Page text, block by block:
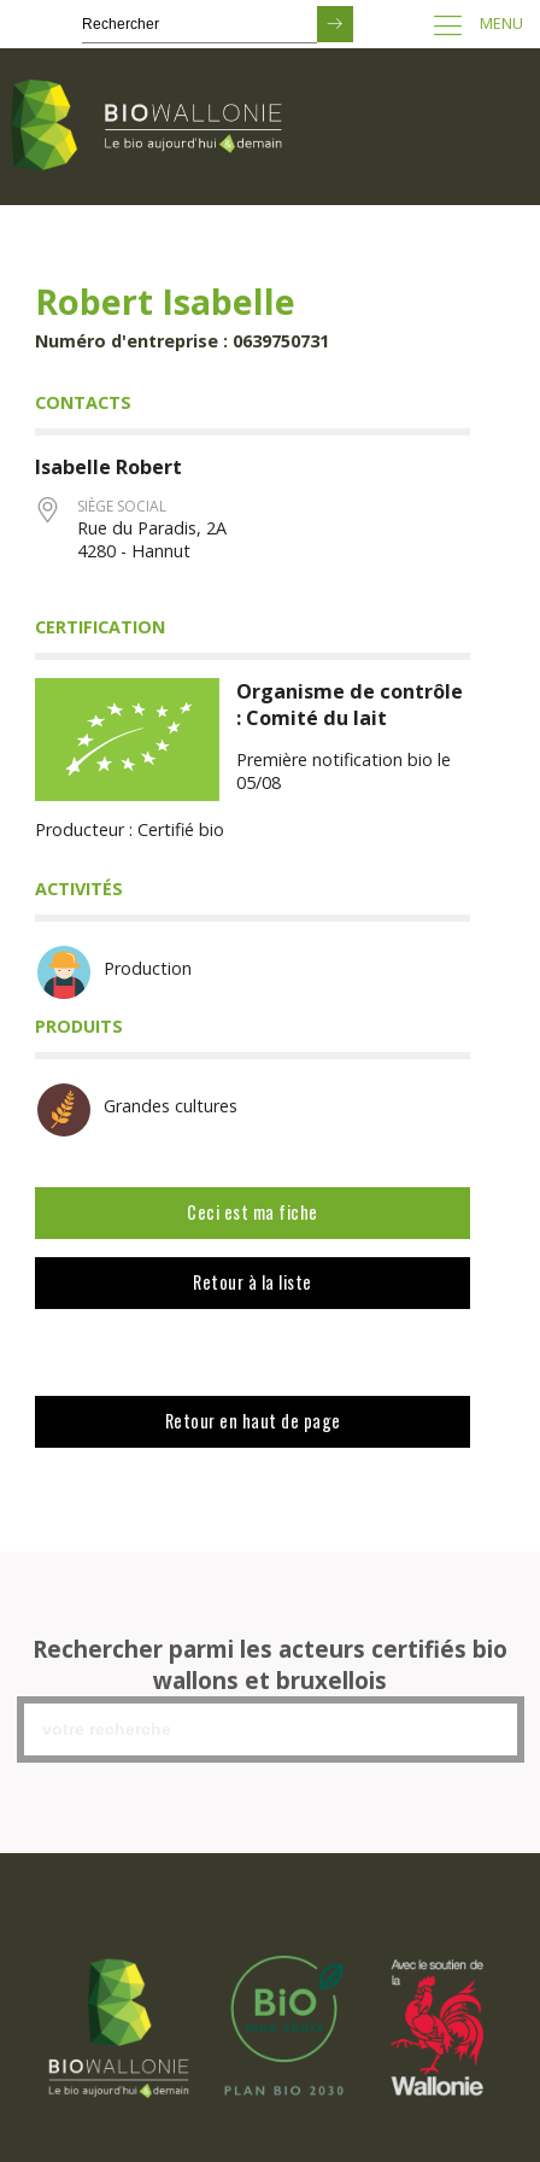
principal
MENU
Robert Isabelle
Numéro d'entreprise : 0639750731
CONTACTS
Isabelle Robert
SIÈGE SOCIAL
Rue du Paradis, 2A
4280 - Hannut
CERTIFICATION
Organisme de contrôle
: Comité du lait
Première notification bio le
05/08
Producteur : Certifié bio
ACTIVITÉS
Production
PRODUITS
Grandes cultures
Ceci est ma fiche
Retour à la liste
Retour en haut de page
Rechercher parmi les acteurs certifiés bio
wallons et bruxellois